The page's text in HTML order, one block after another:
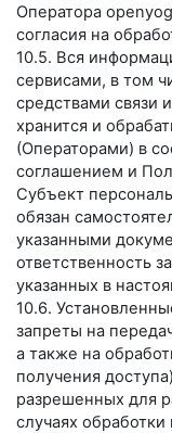
Оператора
согласия на
10.5. Вся
сервисами, в том
средствами связи
хранится и
(Операторами) в
соглашением и
Субъект
обязан
указанными
ответственность
указанных в
10.6.
запреты на
а также на
получения
разрешенных для
случаях